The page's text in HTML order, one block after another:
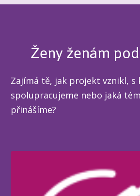
Ženy ženám
Zajímá tě, jak projekt vznikl, s
spolupracujeme nebo jaká
přinášíme?